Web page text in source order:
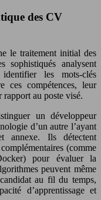
des CV
le traitement initial des
sophistiqués analysent
les mots-clés
ces compétences, leur
rapport au poste visé.
un développeur
d’un autre l’ayant
annexe. Ils détectent
(comme
pour évaluer la
peuvent même
au fil du temps,
d’apprentissage et